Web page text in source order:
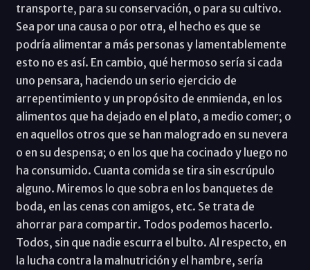
transporte, para su conservación, o para su cultivo.
Sea por una causa o por otra, el hecho es que se
podría alimentar a más personas y lamentablemente
esto no es así. En cambio, qué hermoso sería si cada
uno pensara, haciendo un serio ejercicio de
arrepentimiento y un propósito de enmienda, en los
alimentos que ha dejado en el plato, a medio comer; o
en aquellos otros que se han malogrado en su nevera
o en su despensa; o en los que ha cocinado y luego no
ha consumido. Cuanta comida se tira sin escrúpulo
alguno. Miremos lo que sobra en los banquetes de
boda, en las cenas con amigos, etc. Se trata de
ahorrar para compartir. Todos podemos hacerlo.
Todos, sin que nadie escurra el bulto. Al respecto, en
la lucha contra la malnutrición y el hambre, sería